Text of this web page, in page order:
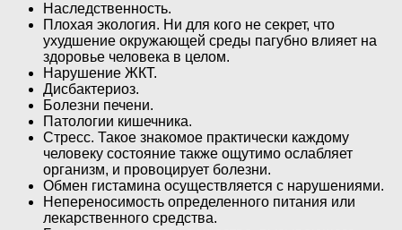
Наследственность.
Плохая экология. Ни для кого не секрет, что
ухудшение окружающей среды пагубно влияет на
здоровье человека в целом.
Нарушение ЖКТ.
Дисбактериоз.
Болезни печени.
Патологии кишечника.
Стресс. Такое знакомое практически каждому
человеку состояние также ощутимо ослабляет
организм, и провоцирует болезни.
Обмен гистамина осуществляется с нарушениями.
Непереносимость определенного питания или
лекарственного средства.